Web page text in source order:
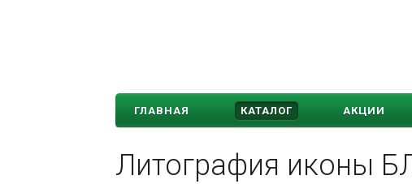
ГЛАВНАЯ КАТАЛОГ АКЦИИ
Литография иконы